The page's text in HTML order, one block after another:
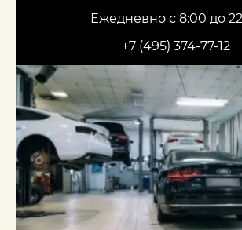
Ежедневно с 8:00 до
+7 (495) 374-77-12